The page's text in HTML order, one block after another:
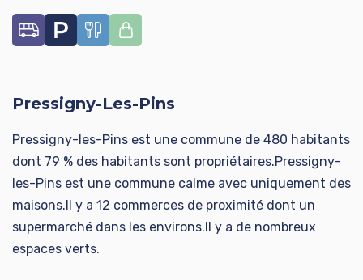
Pressigny-Les-Pins
Pressigny-les-Pins est une commune de 480 habitants
dont 79 % des habitants sont propriétaires.Pressigny-
les-Pins est une commune calme avec uniquement des
maisons.Il y a 12 commerces de proximité dont un
supermarché dans les environs.Il y a de nombreux
espaces verts.